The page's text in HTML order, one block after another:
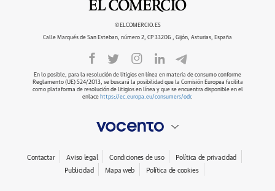
©ELCOMERCIO.ES
Calle Marqués de San Esteban, número 2, CP 33206 , Gijón, Asturias, España
En lo posible, para la resolución de litigios en línea en materia de consumo conforme
Reglamento (UE) 524/2013, se buscará la posibilidad que la Comisión Europea facilita
como plataforma de resolución de litigios en línea y que se encuentra disponible en el
enlace https://ec.europa.eu/consumers/odr.
Contactar Aviso legal Condiciones de uso
Política de privacidad
Publicidad
Mapa web Política de cookies